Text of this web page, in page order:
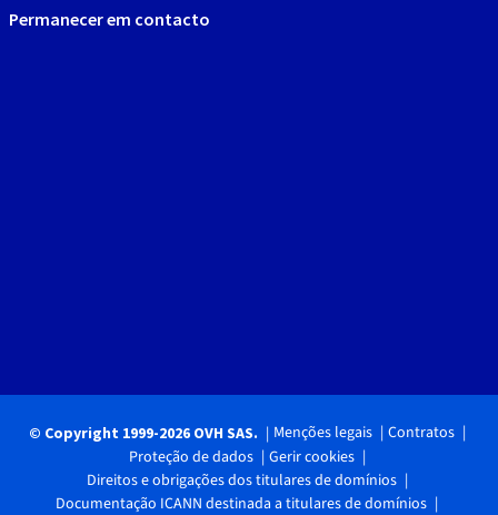
Permanecer em contacto
© Copyright 1999-2026 OVH SAS. Menções legais
Contratos
Proteção de dados
Gerir cookies
Direitos e obrigações dos titulares de domínios
Documentação ICANN destinada a titulares de domínios